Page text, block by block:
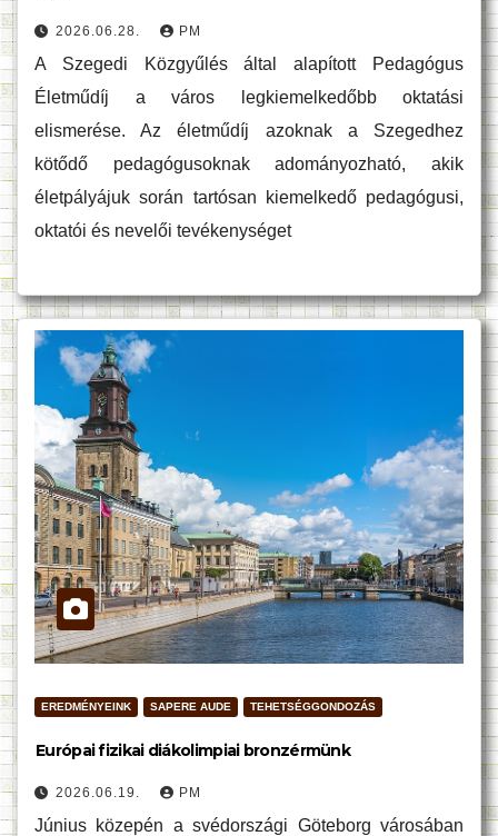
2026.06.28. PM
A Szegedi Közgyűlés által alapított Pedagógus
Életműdíj a város legkiemelkedőbb oktatási
elismerése. Az életműdíj azoknak a Szegedhez
kötődő pedagógusoknak adományozható, akik
életpályájuk során tartósan kiemelkedő pedagógusi,
oktatói és nevelői tevékenységet
EREDMÉNYEINK SAPERE AUDE TEHETSÉGGONDOZÁS
Európai fizikai diákolimpiai bronzérmünk
2026.06.19. PM
Június közepén a svédországi Göteborg városában